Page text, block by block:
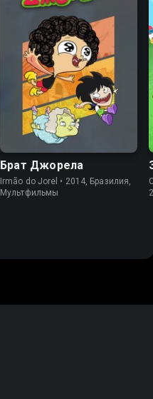
9.0
Брат Джорела
Irmão do Jorel • 2014, Бразилия,
Мультфильмы